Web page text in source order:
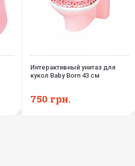
Интерактивный унитаз для
кукол Baby Born 43 см
750 грн.